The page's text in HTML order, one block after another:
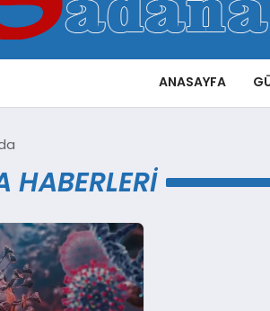
ANASAYFA
HABERLERI